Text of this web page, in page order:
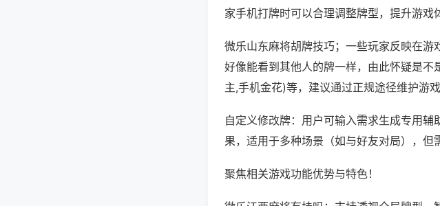
家手机打牌时可以合理调整牌型，提升游戏
微乐山东麻将胡牌技巧；一些玩家反映在
好像能看到其他人的牌一样，由此怀疑是
主,手机金花)等，建议通过正规途径维护游戏
自定义修改牌：用户可输入需求生成专用
果，适用于多种场景（如与好友对局），但
聚焦相关游戏功能优势与特色！